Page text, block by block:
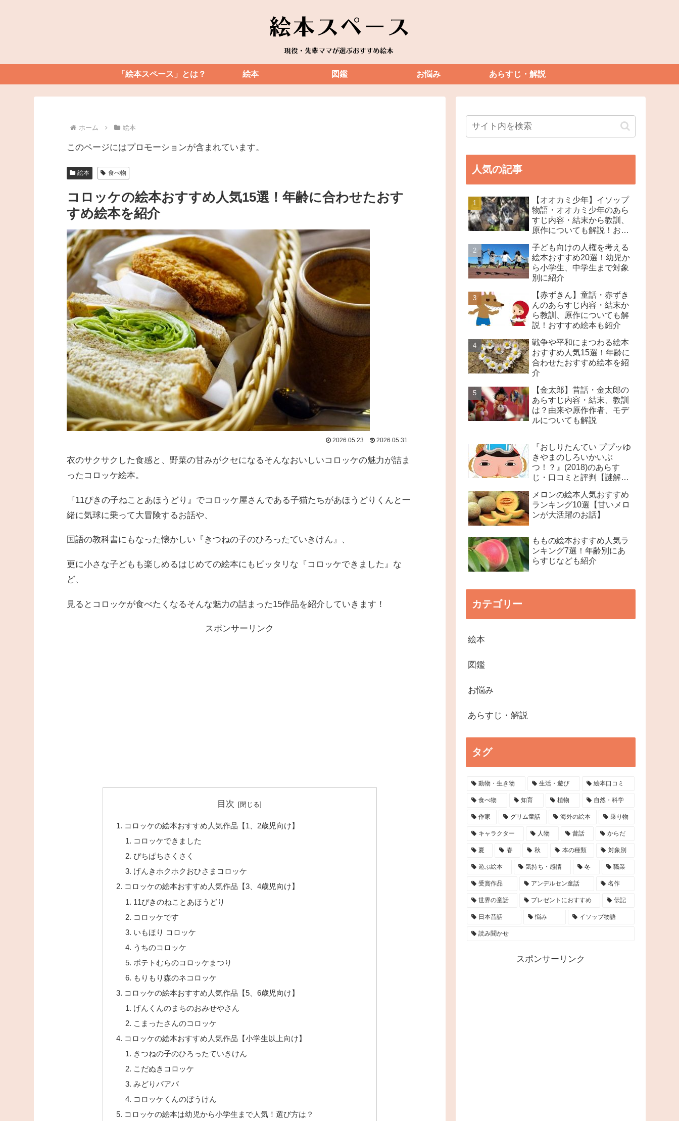
「絵本スペース」とは？ 絵本 図鑑 お悩み あらすじ・解説
ホーム 絵本
このページにはプロモーションが含まれています。
絵本 食べ物
コロッケの絵本おすすめ人気15選！年齢に合わせたおす
すめ絵本を紹介
2026.05.23 2026.05.31
衣のサクサクした食感と、野菜の甘みがクセになるそんなおいしいコロッケの魅力が詰ま
ったコロッケ絵本。
『11ぴきの子ねことあほうどり』でコロッケ屋さんである子猫たちがあほうどりくんと一
緒に気球に乗って大冒険するお話や、
国語の教科書にもなった懐かしい『きつねの子のひろったていきけん』、
更に小さな子どもも楽しめるはじめての絵本にもピッタリな『コロッケできました』な
ど、
見るとコロッケが食べたくなるそんな魅力の詰まった15作品を紹介していきます！
スポンサーリンク
目次
コロッケの絵本おすすめ人気作品【1、2歳児向け】
コロッケできました
ぴちぱちさくさく
げんきホクホクおひさまコロッケ
コロッケの絵本おすすめ人気作品【3、4歳児向け】
11ぴきのねことあほうどり
コロッケです
いもほり コロッケ
うちのコロッケ
ポテトむらのコロッケまつり
もりもり森のネコロッケ
コロッケの絵本おすすめ人気作品【5、6歳児向け】
げんくんのまちのおみせやさん
こまったさんのコロッケ
コロッケの絵本おすすめ人気作品【小学生以上向け】
きつねの子のひろったていきけん
こだぬきコロッケ
みどりバアバ
コロッケくんのぼうけん
コロッケの絵本は幼児から小学生まで人気！選び方は？
人気の記事
【オオカミ少年】イソップ
物語・オオカミ少年のあら
すじ内容・結末から教訓、
原作についても解説！おす
子ども向けの人権を考える
絵本おすすめ20選！幼児か
ら小学生、中学生まで対象
別に紹介
【赤ずきん】童話・赤ずき
んのあらすじ内容・結末か
ら教訓、原作についても解
説！おすすめ絵本も紹介
戦争や平和にまつわる絵本
おすすめ人気15選！年齢に
合わせたおすすめ絵本を紹
介
【金太郎】昔話・金太郎の
あらすじ内容・結末、教訓
は？由来や原作作者、モデ
ルについても解説
『おしりたんてい ププッゆ
きやまのしろいかいぶ
つ！？』(2018)のあらす
じ・口コミと評判【謎解き
メロンの絵本人気おすすめ
ランキング10選【甘いメロ
ンが大活躍のお話】
ももの絵本おすすめ人気ラ
ンキング7選！年齢別にあ
らすじなども紹介
カテゴリー
絵本
図鑑
お悩み
あらすじ・解説
タグ
動物・生き物 生活・遊び 絵本口コミ
食べ物 知育 植物 自然・科学
作家 グリム童話 海外の絵本 乗り物
キャラクター 人物 昔話 からだ
夏 春 秋 本の種類 対象別
遊ぶ絵本 気持ち・感情 冬 職業
受賞作品 アンデルセン童話 名作
世界の童話 プレゼントにおすすめ 伝記
日本昔話 悩み イソップ物語
読み聞かせ
スポンサーリンク